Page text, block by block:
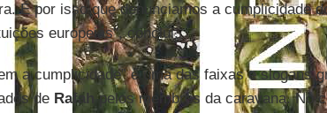
É por isso que denunciamos a cumplicidade
europeias", conclui.
a cumplicidade” é uma das faixas e slogans
de Rafah pelos membros da caravana. No